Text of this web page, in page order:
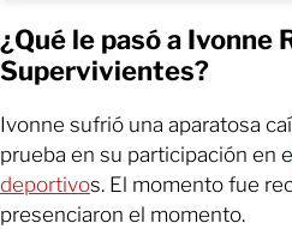
¿Qué le pasó a Ivonne
Supervivientes?
Ivonne sufrió una aparatosa
prueba en su participación en
deportivos. El momento fue
presenciaron el momento.